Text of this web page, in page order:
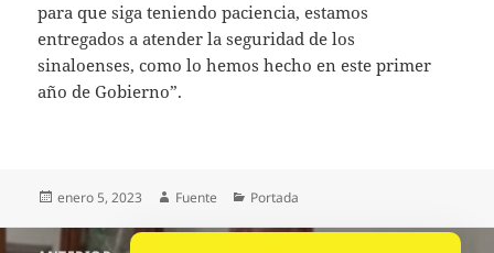
para que siga teniendo paciencia, estamos
entregados a atender la seguridad de los
sinaloenses, como lo hemos hecho en este primer
año de Gobierno”.
Publicado
enero 5, 2023 Autor
Fuente Categorías
Portada
Navegación